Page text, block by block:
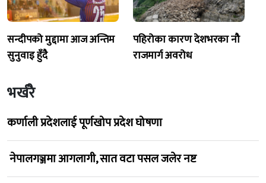
सन्दीपको मुद्दामा आज अन्तिम
सुनुवाइ हुँदै
पहिरोका कारण देशभरका नौ
राजमार्ग अवरोध
भर्खरै
कर्णाली प्रदेशलाई पूर्णखोप प्रदेश घोषणा
नेपालगञ्जमा आगलागी, सात वटा पसल जलेर नष्ट